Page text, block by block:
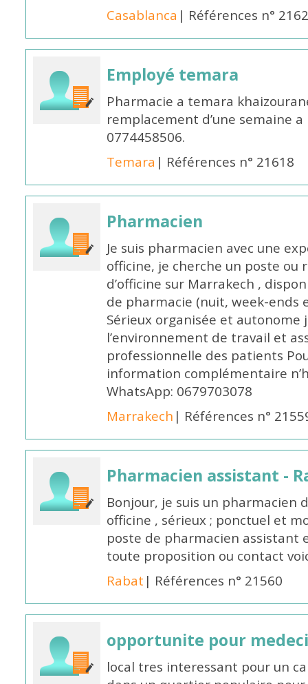
Casablanca | Références n°
Employé temara
Pharmacie a temara
remplacement d’une semaine
0774458506.
Temara | Références n° 21618
Pharmacien
Je suis pharmacien avec une
officine, je cherche un poste
d’officine sur Marrakech ,
de pharmacie (nuit, week-ends
Sérieux organisée et autonome
l’environnement de travail et
professionnelle des patients
information complémentaire
WhatsApp: 0679703078
Marrakech | Références n°
Pharmacien assistant -
Bonjour, je suis un pharmacien
officine , sérieux ; ponctuel et
poste de pharmacien
toute proposition ou contact
Rabat | Références n° 21560
opportunite pour
local tres interessant pour un